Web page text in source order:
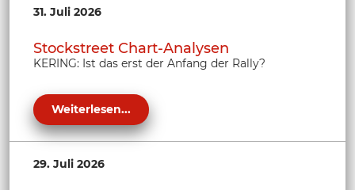
31. Juli 2026
Stockstreet Chart-Analysen
KERING: Ist das erst der Anfang der Rally?
Weiterlesen...
29. Juli 2026